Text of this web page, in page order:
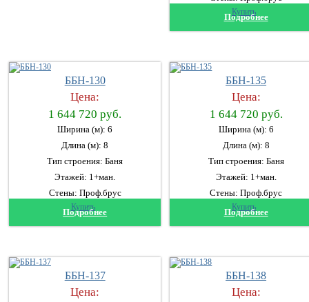
Купить
Подробнее
ББН-130
Цена:
1 644 720 руб.
Ширина (м): 6
Длина (м): 8
Тип строения: Баня
Этажей: 1+ман.
Стены: Проф.брус
Купить
Подробнее
ББН-135
Цена:
1 644 720 руб.
Ширина (м): 6
Длина (м): 8
Тип строения: Баня
Этажей: 1+ман.
Стены: Проф.брус
Купить
Подробнее
ББН-137
Цена:
ББН-138
Цена: